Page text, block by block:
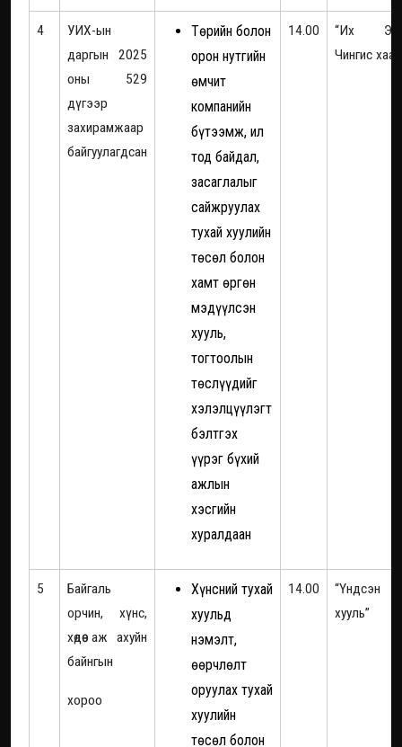
4
УИХ-ын
даргын 2025
оны 529
дүгээр
захирамжаар
байгуулагдсан
Төрийн болон
орон нутгийн
өмчит
компанийн
бүтээмж, ил
тод байдал,
засаглалыг
сайжруулах
тухай хуулийн
төсөл болон
хамт өргөн
мэдүүлсэн
хууль,
тогтоолын
төслүүдийг
хэлэлцүүлэгт
бэлтгэх
үүрэг бүхий
ажлын
хэсгийн
хуралдаан
14.00
“Их
Чингис
5
Байгаль
орчин, хүнс,
хөдөө аж ахуйн
байнгын
хороо
Хүнсний тухай
хуульд
нэмэлт,
өөрчлөлт
оруулах тухай
хуулийн
төсөл болон
14.00
“Үндсэн
хууль”